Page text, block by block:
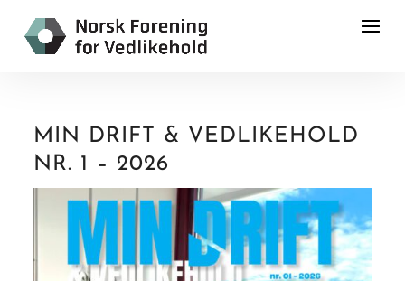
MIN DRIFT & VEDLIKEHOLD
NR. 1 – 2026